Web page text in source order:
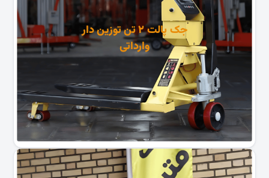
جک پالت ۲ تن توزین دار
وارداتی